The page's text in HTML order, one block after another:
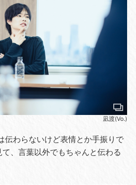
凪渡(Vo.)
伝わらないけど表情とか手振りで
、言葉以外でもちゃんと伝わる